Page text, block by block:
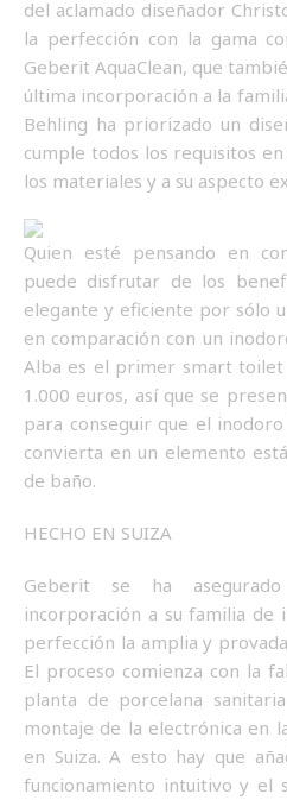
del aclamado diseñador
la perfección con la gama
Geberit AquaClean, que
última incorporación a la
Behling ha priorizado un
cumple todos los requisitos
los materiales y a su aspecto
Quien esté pensando en
puede disfrutar de los
elegante y eficiente por sólo
en comparación con un
Alba es el primer smart
1.000 euros, así que se
para conseguir que el
convierta en un elemento
de baño.
HECHO EN SUIZA
Geberit se ha
incorporación a su familia
perfección la amplia y
El proceso comienza con la
planta de porcelana
montaje de la electrónica en
en Suiza. A esto hay que
funcionamiento intuitivo y el